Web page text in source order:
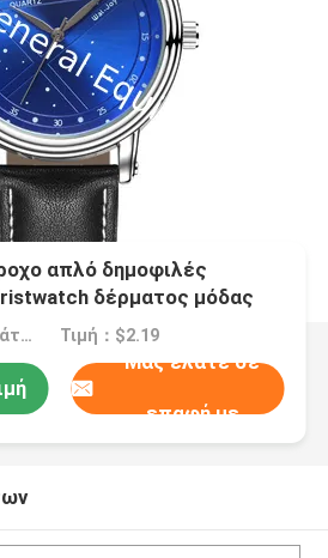
απλό δημοφιλές
δέρματος μόδας
μικρό ρολόι cOem MOQ
MOQ：50 - 199 κομμάτια Τιμή：$2.19
Μας ελάτε σε
επαφή με